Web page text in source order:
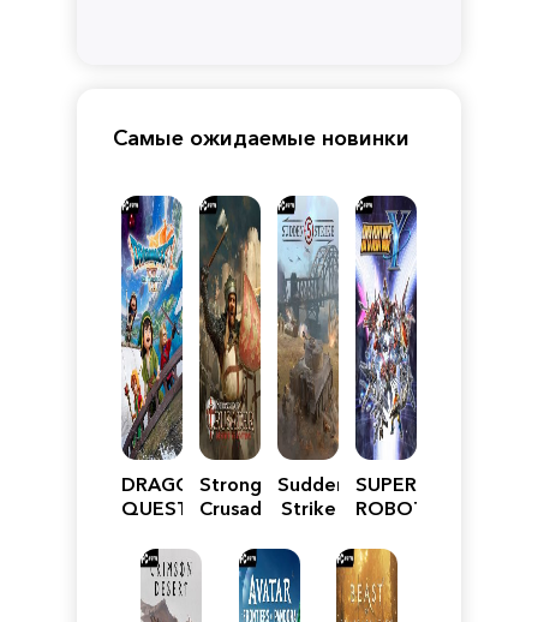
Самые ожидаемые новинки
DRAGON
QUEST
Reimagined
Stronghold
Crusader:
Edition
Sudden
Strike
SUPER
ROBOT
Y